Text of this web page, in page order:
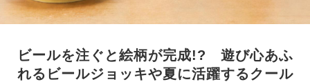
ビールを注ぐと絵柄が完成!? 遊び心あふ
れるビールジョッキや夏に活躍するクール